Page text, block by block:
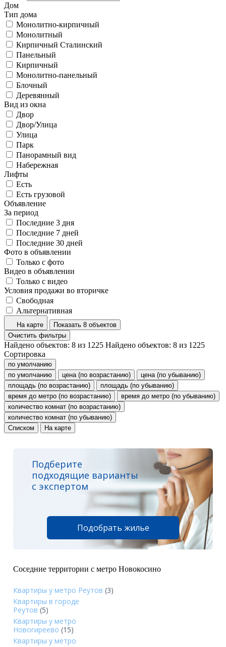
Дом
Тип дома
Монолитно-кирпичный
Монолитный
Кирпичный Сталинский
Панельный
Кирпичный
Монолитно-панельный
Блочный
Деревянный
Вид из окна
Двор
Двор/Улица
Улица
Парк
Панорамный вид
Набережная
Лифты
Есть
Есть грузовой
Объявление
За период
Последние 3 дня
Последние 7 дней
Последние 30 дней
Фото в объявлении
Только с фото
Видео в объявлении
Только с видео
Условия продажи во вторичке
Свободная
Альтернативная
На карте
Показать 8 объектов
Очистить фильтры
Найдено объектов: 8 из 1225 Найдено объектов: 8 из 1225
Сортировка
по умолчанию
по умолчанию
цена (по возрастанию)
цена (по убыванию)
площадь (по возрастанию)
площадь (по убыванию)
время до метро (по возрастанию)
время до метро (по убыванию)
количество комнат (по возрастанию)
количество комнат (по убыванию)
Списком
На карте
Подберите
подходящие варианты
с экспертом
Подобрать жилье
Соседние территории с метро Новокосино
Квартиры у метро Реутов (3)
Квартиры в городе
Реутов (5)
Квартиры у метро
Новогиреево (15)
Квартиры у метро